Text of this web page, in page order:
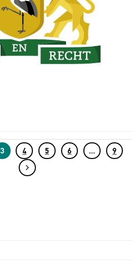
3 4 5 6 … 9